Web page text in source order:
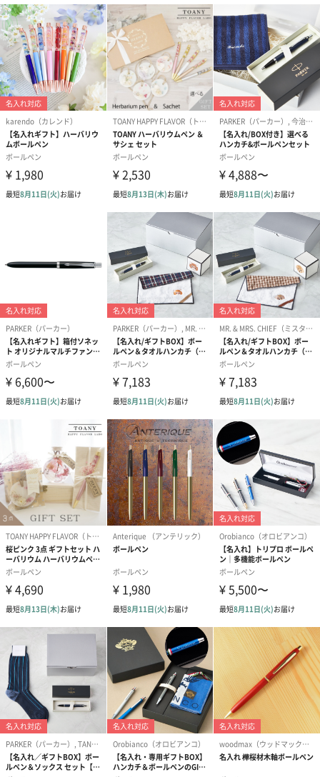
「Pelikan（ペリカン）」
「Pelikan（ペリカン）」の歴史は1832年ドイツ・ハノーバー家
の宮廷画家を父に持つ化学者カール・ホーネマンが、ハノーバ
ー・シュタインフーデ湖の工房で、独自の製造法により絵具の生
産を開始したことから始まりました。
1863年には、化学者ギュンター・ワーグナーが経営に参加し、近
隣諸国への販売を拡大。1878年には製品の品質を保証するため、
当時欧州でも珍しかった商標を登録しています。そのモチーフは
ペリカンの母子像で、欧州では古来より母性愛の象徴とされてお
り、またギュンター・ワーグナー家の家紋でもありました。
トーマス・マンやレマルクなど数々の著名な作家たちにも愛され
た「ペリカン」。日本でも数多くの文豪や文化人がその品質の高
さを認め、愛用しています。「ペリカン」は175年以上の歴史を持
つ高級筆記具ブランドとして、これからも高品質な商品を世に送
り出していくことでしょう。
高品質なボールペンを贈り物に
長時間の使用でも疲れにくい、ペリカンのボールペン。
大切な方へのプレゼントにいかがですか？
商品詳細情報
商品本体サイ
ズ
幅133mm×高さ11mm
商品本体重量
パッケージ内
保証規定・取扱説明書
パッケージ外
装
直方体紙箱
パッケージ外
装サイズ
幅183mm×奥行80mm×高さ45mm
パッケージ全
体重量
184g
製造国
ドイツ
原材料
ボディ／キャップ：PMMA樹脂